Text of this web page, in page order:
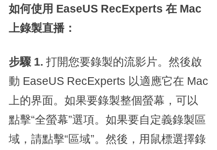
如何使用 EaseUS RecExperts 在 Mac
上錄製直播：
步驟 1. 打開您要錄製的流影片。然後啟
動 EaseUS RecExperts 以適應它在 Mac
上的界面。如果要錄製整個螢幕，可以
點擊“全螢幕”選項。如果要自定義錄製區
域，請點擊“區域”。然後，用鼠標選擇錄